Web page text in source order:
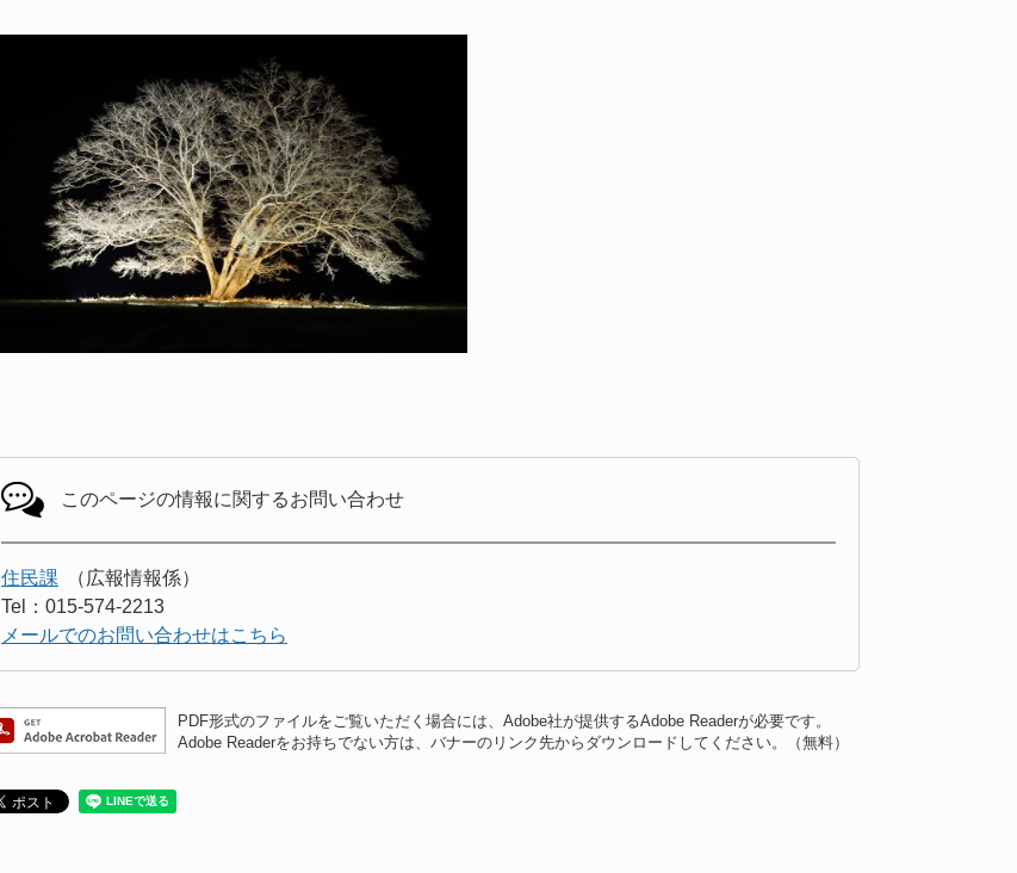
このページの情報に関するお問い合わせ
住民課
広報情報係
Tel：015-574-2213
メールでのお問い合わせはこちら
PDF形式のファイルをご覧いただく場合には、Adobe社が提供するAdobe Readerが必要です。
Adobe Readerをお持ちでない方は、バナーのリンク先からダウンロードしてください。（無料）